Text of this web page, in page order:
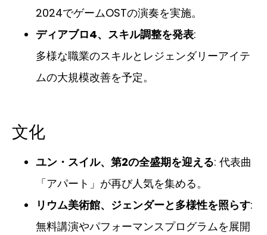
2024でゲームOSTの演奏を実施。
ディアブロ4、スキル調整を発表:
多様な職業のスキルとレジェンダリーアイテ
ムの大規模改善を予定。
文化
ユン・スイル、第2の全盛期を迎える: 代表曲
「アパート」が再び人気を集める。
リウム美術館、ジェンダーと多様性を照らす:
無料講演やパフォーマンスプログラムを展開